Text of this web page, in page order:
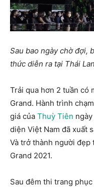
Sau bao ngày chờ đợi,
thức diễn ra tại Thái
Trải qua hơn 2 tuần có
Grand. Hành trình
giá của Thuỳ Tiên
diện Việt Nam đã xuất
Và trở thành người
Grand 2021.
Sau đêm thi trang